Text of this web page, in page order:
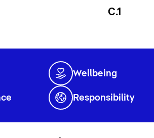
C.1
Wellbeing
Responsibility